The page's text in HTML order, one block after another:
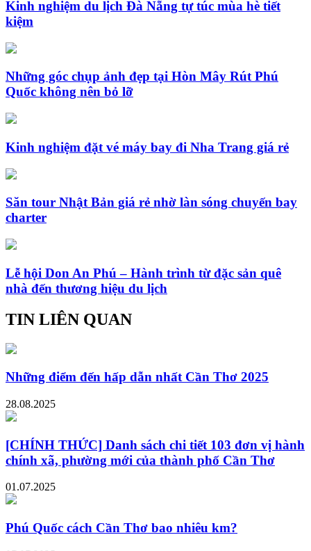
Kinh nghiệm du lịch Đà Nẵng tự túc mùa hè tiết
kiệm
Những góc chụp ảnh đẹp tại Hòn Mây Rút Phú
Quốc không nên bỏ lỡ
Kinh nghiệm đặt vé máy bay đi Nha Trang giá rẻ
Săn tour Nhật Bản giá rẻ nhờ làn sóng chuyến bay
charter
Lễ hội Don An Phú – Hành trình từ đặc sản quê
nhà đến thương hiệu du lịch
TIN LIÊN QUAN
Những điểm đến hấp dẫn nhất Cần Thơ 2025
28.08.2025
[CHÍNH THỨC] Danh sách chi tiết 103 đơn vị hành
chính xã, phường mới của thành phố Cần Thơ
01.07.2025
Phú Quốc cách Cần Thơ bao nhiêu km?